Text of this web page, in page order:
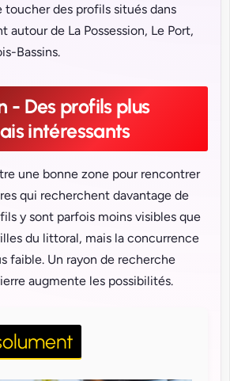
des profils situés dans
autour de La Possession, Le Port,
Bassins.
- Des profils plus
intéressants
une bonne zone pour rencontrer
qui recherchent davantage de
y sont parfois moins visibles que
du littoral, mais la concurrence
faible. Un rayon de recherche
augmente les possibilités.